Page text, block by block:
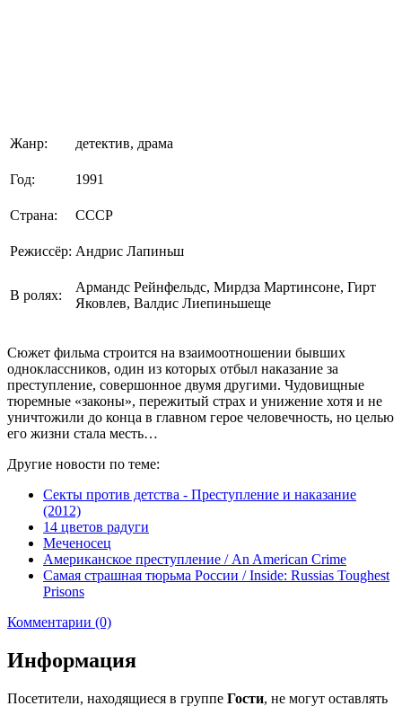
Жанр: детектив, драма
Год: 1991
Страна: СССР
Режиссёр: Андрис Лапиньш
В ролях:
Армандс Рейнфельдс, Мирдза Мартинсоне, Гирт
Яковлев, Валдис Лиепиньшеще
Сюжет фильма строится на взаимоотношении бывших
одноклассников, один из которых отбыл наказание за
преступление, совершонное двумя другими. Чудовищные
тюремные «законы», пережитый страх и унижение хотя и не
уничтожили до конца в главном герое человечность, но целью
его жизни стала месть…
Другие новости по теме:
Секты против детства - Преступление и наказание
(2012)
14 цветов радуги
Меченосец
Американское преступление / An American Crime
Самая страшная тюрьма России / Inside: Russias Toughest
Prisons
Комментарии (0)
Информация
Посетители, находящиеся в группе Гости, не могут оставлять